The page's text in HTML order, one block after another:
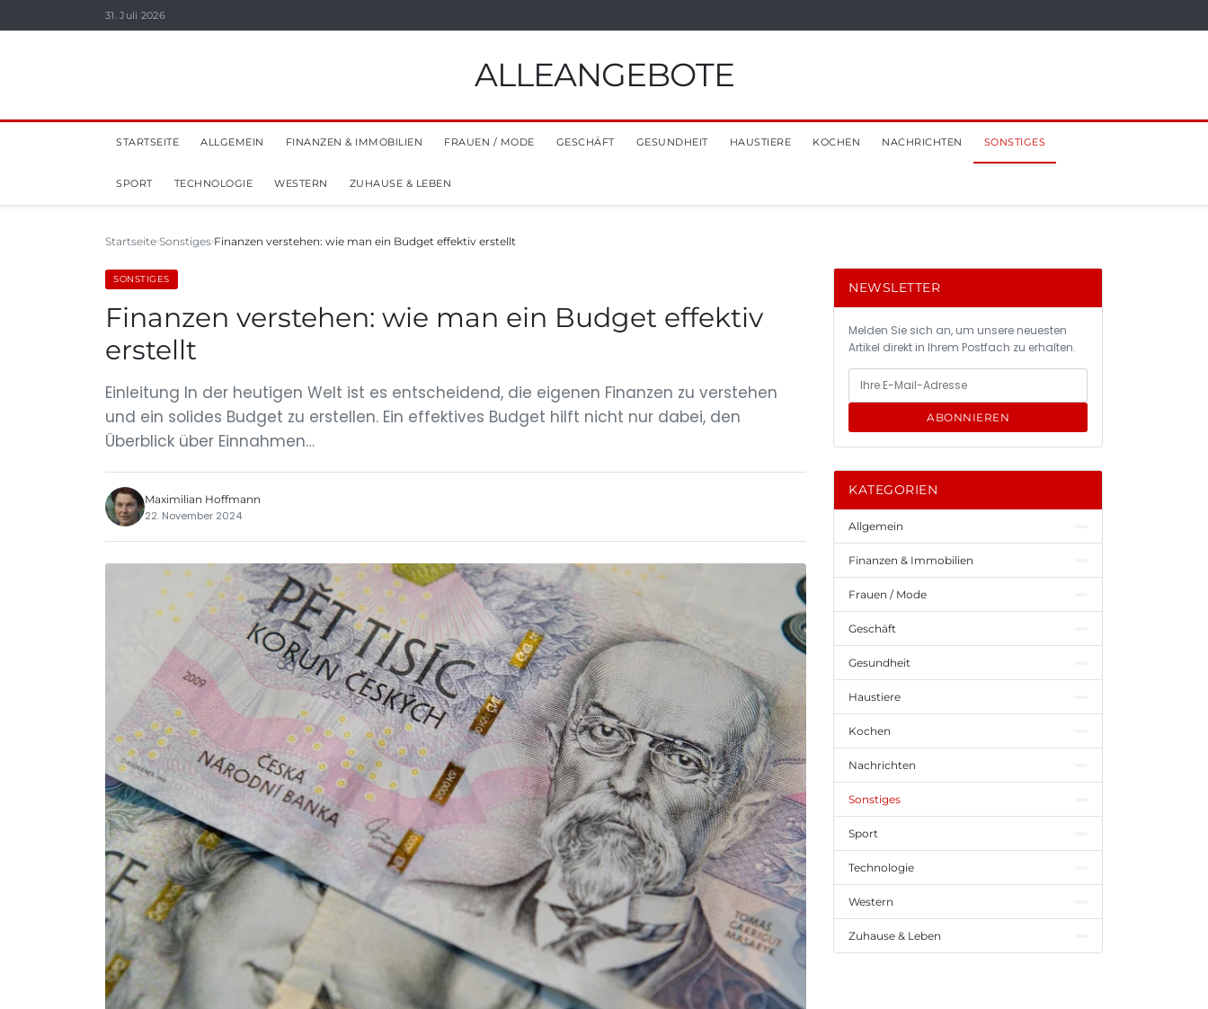
31. Juli 2026
ALLEANGEBOTE
STARTSEITE ALLGEMEIN FINANZEN & IMMOBILIEN FRAUEN / MODE GESCHÄFT GESUNDHEIT HAUSTIERE KOCHEN NACHRICHTEN SONSTIGES
SPORT TECHNOLOGIE WESTERN ZUHAUSE & LEBEN
Startseite Sonstiges Finanzen verstehen: wie man ein Budget effektiv erstellt
SONSTIGES
Finanzen verstehen: wie man ein Budget effektiv
erstellt
Einleitung In der heutigen Welt ist es entscheidend, die eigenen Finanzen zu verstehen
und ein solides Budget zu erstellen. Ein effektives Budget hilft nicht nur dabei, den
Überblick über Einnahmen…
Maximilian Hoffmann
22. November 2024
NEWSLETTER
Melden Sie sich an, um unsere neuesten
Artikel direkt in Ihrem Postfach zu erhalten.
ABONNIEREN
KATEGORIEN
Allgemein
Finanzen & Immobilien
Frauen / Mode
Geschäft
Gesundheit
Haustiere
Kochen
Nachrichten
Sonstiges
Sport
Technologie
Western
Zuhause & Leben